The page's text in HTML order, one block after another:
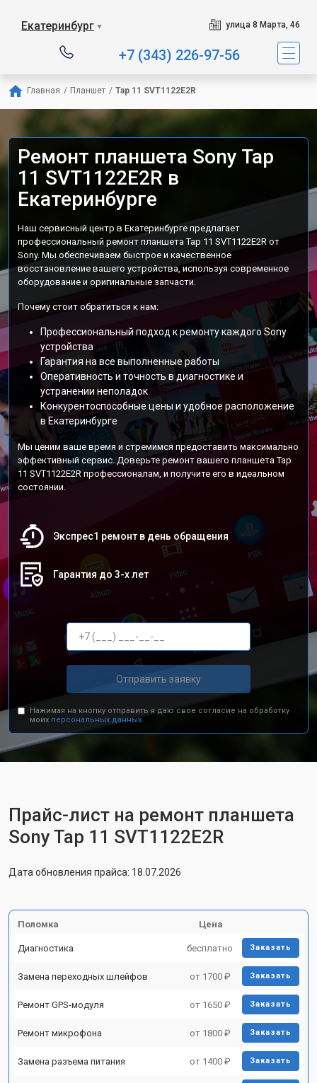
Екатеринбург ▼ улица 8 Марта, 46
+7 (343) 226-97-56
Главная / Планшет / Tap 11 SVT1122E2R
Ремонт планшета Sony Tap
11 SVT1122E2R в
Екатеринбурге
Наш сервисный центр в Екатеринбурге предлагает
профессиональный ремонт планшета Tap 11 SVT1122E2R от
Sony. Мы обеспечиваем быстрое и качественное
восстановление вашего устройства, используя современное
оборудование и оригинальные запчасти.
Почему стоит обратиться к нам:
Профессиональный подход к ремонту каждого Sony
устройства
Гарантия на все выполненные работы
Оперативность и точность в диагностике и
устранении неполадок
Конкурентоспособные цены и удобное расположение
в Екатеринбурге
Мы ценим ваше время и стремимся предоставить максимально
эффективный сервис. Доверьте ремонт вашего планшета Tap
11 SVT1122E2R профессионалам, и получите его в идеальном
состоянии.
Экспрес1 ремонт в день обращения
Гарантия до 3-х лет
Отправить заявку
Нажимая на кнопку отправить я даю свое согласие на обработку
моих персональных данных.
Прайс-лист на ремонт планшета
Sony Tap 11 SVT1122E2R
Дата обновления прайса: 18.07.2026
Поломка Цена
Диагностика бесплатно Заказать
Замена переходных шлейфов от 1700 ₽ Заказать
Ремонт GPS-модуля от 1650 ₽ Заказать
Ремонт микрофона от 1800 ₽ Заказать
Замена разъема питания от 1400 ₽ Заказать